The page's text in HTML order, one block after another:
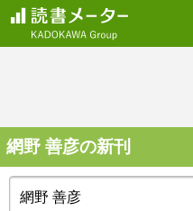
網野 善彦の新刊